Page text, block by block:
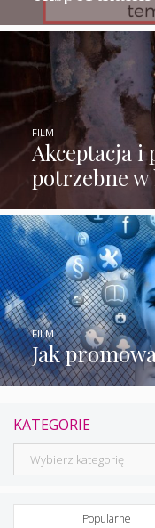
Akceptacja i
potrzebne w
FILM
Jak
FILM
KATEGORIE
Kategorie
Popularne